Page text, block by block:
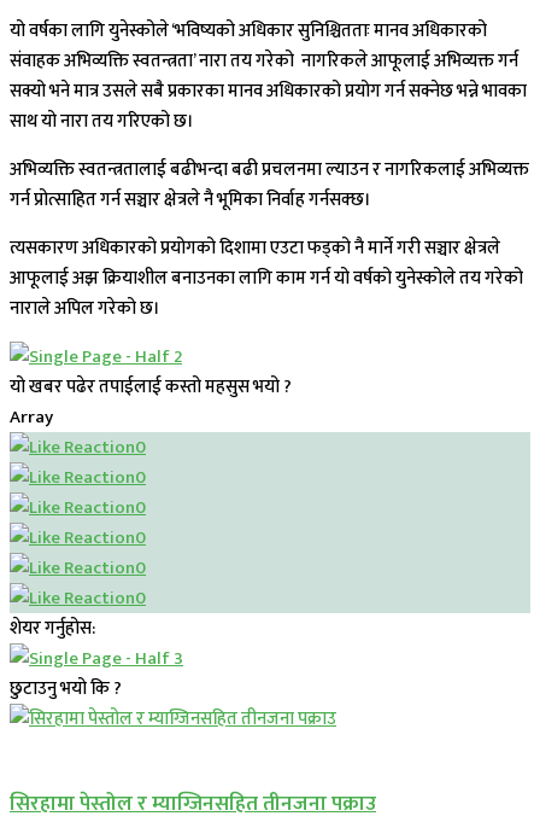
यो वर्षका लागि युनेस्कोले ‘भविष्यको अधिकार सुनिश्चितताः मानव अधिकारको
संवाहक अभिव्यक्ति स्वतन्त्रता’ नारा तय गरेको नागरिकले आफूलाई अभिव्यक्त गर्न
सक्यो भने मात्र उसले सबै प्रकारका मानव अधिकारको प्रयोग गर्न सक्नेछ भन्ने भावका
साथ यो नारा तय गरिएको छ।
अभिव्यक्ति स्वतन्त्रतालाई बढीभन्दा बढी प्रचलनमा ल्याउन र नागरिकलाई अभिव्यक्त
गर्न प्रोत्साहित गर्न सञ्चार क्षेत्रले नै भूमिका निर्वाह गर्नसक्छ।
त्यसकारण अधिकारको प्रयोगको दिशामा एउटा फड्को नै मार्ने गरी सञ्चार क्षेत्रले
आफूलाई अझ क्रियाशील बनाउनका लागि काम गर्न यो वर्षको युनेस्कोले तय गरेको
नाराले अपिल गरेको छ।
यो खबर पढेर तपाईलाई कस्तो महसुस भयो ?
Array
0
0
0
0
0
0
शेयर गर्नुहोस:
छुटाउनु भयो कि ?
सिरहामा पेस्तोल र म्याग्जिनसहित तीनजना पक्राउ